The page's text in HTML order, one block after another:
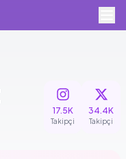
17.5K
Takipçi
34.4K
Takipçi